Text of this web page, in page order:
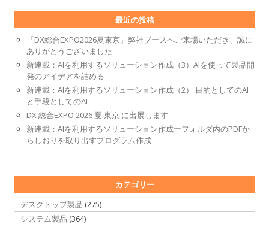
最近の投稿
『DX総合EXPO2026夏東京』弊社ブースへご来場いただき、誠に
ありがとうございました
新連載：AIを利用するソリューション作成（3）AIを使って製品開
発のアイデアを詰める
新連載：AIを利用するソリューション作成（2） 目的としてのAI
と手段としてのAI
DX 総合EXPO 2026 夏 東京 に出展します
新連載：AIを利用するソリューション作成ーフォルダ内のPDFか
らしおりを取り出すプログラム作成
カテゴリー
デスクトップ製品 (275)
システム製品 (364)